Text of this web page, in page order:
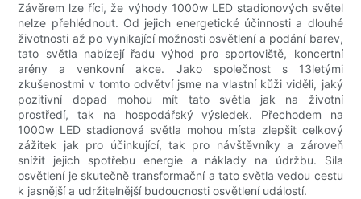
Závěrem lze říci, že výhody 1000w LED stadionových světel
nelze přehlédnout. Od jejich energetické účinnosti a dlouhé
životnosti až po vynikající možnosti osvětlení a podání barev,
tato světla nabízejí řadu výhod pro sportoviště, koncertní
arény a venkovní akce. Jako společnost s 13letými
zkušenostmi v tomto odvětví jsme na vlastní kůži viděli, jaký
pozitivní dopad mohou mít tato světla jak na životní
prostředí, tak na hospodářský výsledek. Přechodem na
1000w LED stadionová světla mohou místa zlepšit celkový
zážitek jak pro účinkující, tak pro návštěvníky a zároveň
snížit jejich spotřebu energie a náklady na údržbu. Síla
osvětlení je skutečně transformační a tato světla vedou cestu
k jasnější a udržitelnější budoucnosti osvětlení událostí.